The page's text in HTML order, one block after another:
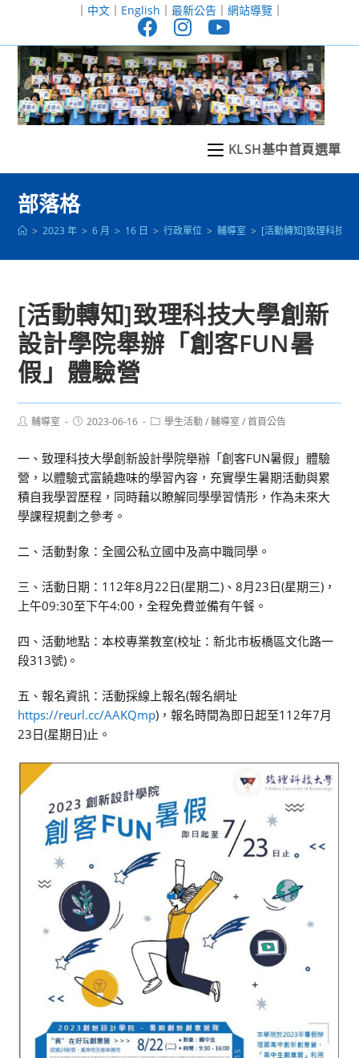
至
｜ 中文｜ English ｜ 最新公告｜ 網站導覽｜
KLSH基中首頁選單
部落格
> 2023 年 > 6 月 > 16 日 > 行政單位 > 輔導室 > [活動轉知]致理科技大
[活動轉知]致理科技大學創新
設計學院舉辦「創客FUN暑
假」體驗營
Post輔導室
Post2023-06-16
Post學生活動 / 輔導室 / 首頁公告
一、致理科技大學創新設計學院舉辦「創客FUN暑假」體驗
營，以體驗式富饒趣味的學習內容，充實學生暑期活動與累
積自我學習歷程，同時藉以瞭解同學學習情形，作為未來大
學課程規劃之參考。
二、活動對象：全國公私立國中及高中職同學。
三、活動日期：112年8月22日(星期二)、8月23日(星期三)，
上午09:30至下午4:00，全程免費並備有午餐。
四、活動地點：本校專業教室(校址：新北市板橋區文化路一
段313號)。
五、報名資訊：活動採線上報名(報名網址
https://reurl.cc/AAKQmp)，報名時間為即日起至112年7月
23日(星期日)止。